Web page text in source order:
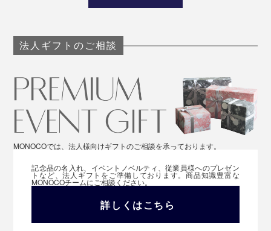
法人ギフトのご相談
MONOCOでは、法人様向けギフトのご相談を承っております。
記念品の名入れ、イベントノベルティ、従業員様へのプレゼン
トなど、法人ギフトをご準備しております。商品知識豊富な
MONOCOチームにご相談ください。
詳しくはこちら